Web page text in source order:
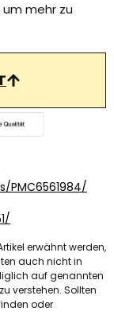
mehr zu
PMC6561984/
erwähnt werden,
auch nicht in
auf genannten
verstehen. Sollten
oder